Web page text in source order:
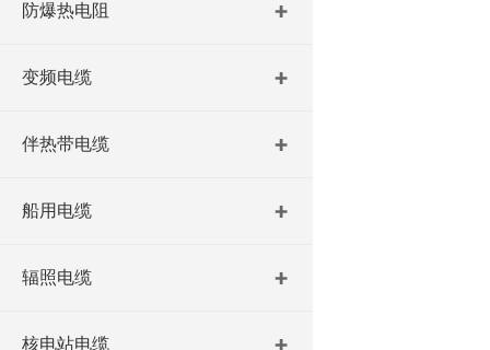
防爆热电阻
变频电缆
伴热带电缆
船用电缆
辐照电缆
核电站电缆